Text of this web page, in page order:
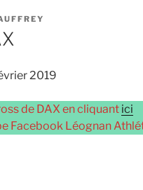
2019
de DAX en cliquant ici
Facebook Léognan